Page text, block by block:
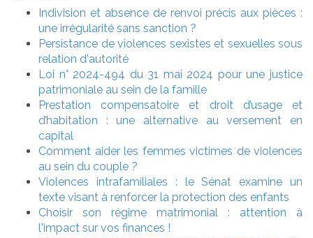
Indivision et absence de renvoi précis aux pièces :
une irrégularité sans sanction ?
Persistance de violences sexistes et sexuelles sous
relation d'autorité
Loi n° 2024-494 du 31 mai 2024 pour une justice
patrimoniale au sein de la famille
Prestation compensatoire et droit d’usage et
d’habitation : une alternative au versement en
capital
Comment aider les femmes victimes de violences
au sein du couple ?
Violences intrafamiliales : le Sénat examine un
texte visant à renforcer la protection des enfants
Choisir son régime matrimonial : attention à
l'impact sur vos finances !